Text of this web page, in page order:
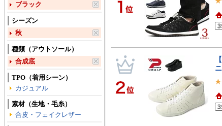
ブラック
シーズン
秋
種類（アウトソール）
合成底
TPO（着用シーン）
カジュアル
素材（生地・毛糸）
合皮・フェイクレザー